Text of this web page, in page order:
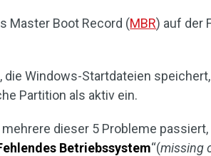
Master Boot Record (MBR) auf der
die Windows-Startdateien
Partition als aktiv ein.
dieser 5 Probleme
Betriebssystem“(missing